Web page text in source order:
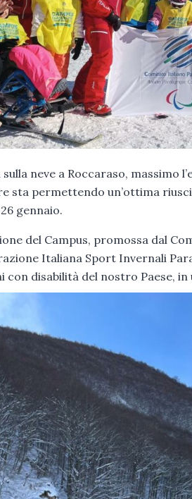
neve a Roccaraso, massimo
sta permettendo un’ottima
gennaio.
del Campus, promossa dal
Italiana Sport Invernali
disabilità del nostro Paese, in